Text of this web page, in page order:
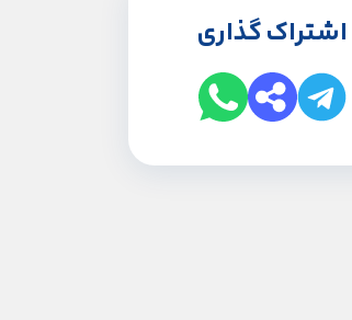
اشتراک گذاری